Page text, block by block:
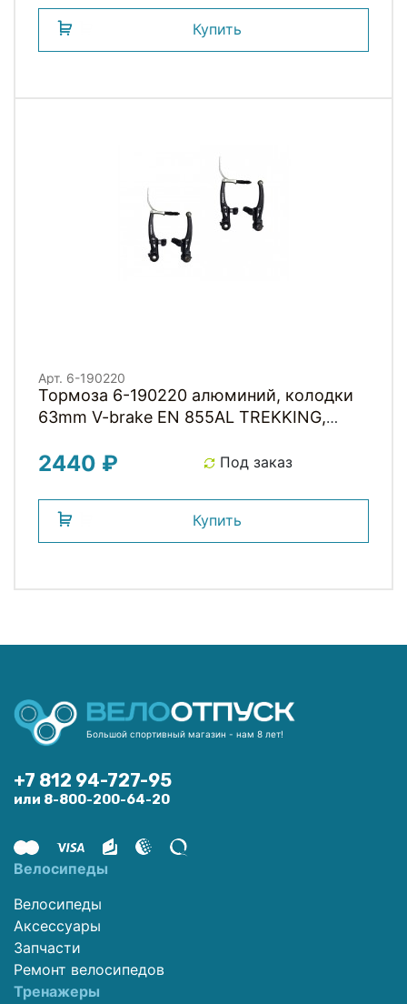
Купить
Арт. 6-190220
Тормоза 6-190220 алюминий, колодки
63mm V-brake EN 855AL TREKKING,
алюм. регул. черные TEKTRO
2440 ₽ Под заказ
Купить
Большой спортивный магазин - нам 8 лет!
+7 812 94-727-95
или 8-800-200-64-20
Велосипеды
Велосипеды
Аксессуары
Запчасти
Ремонт велосипедов
Тренажеры